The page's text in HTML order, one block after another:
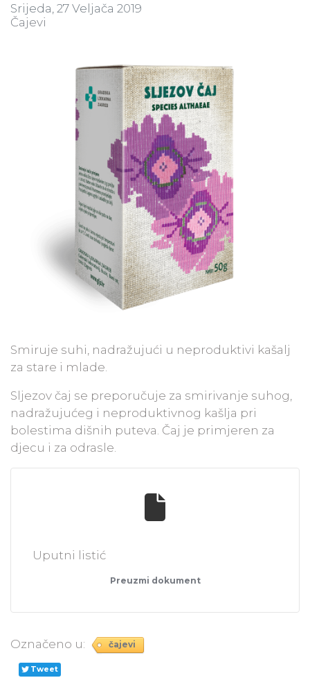
Srijeda, 27 Veljača 2019
Čajevi
Smiruje suhi, nadražujući u neproduktivi kašalj
za stare i mlade.
​Sljezov čaj se preporučuje za smirivanje suhog,
nadražujućeg i neproduktivnog kašlja pri
bolestima dišnih puteva. Čaj je primjeren za
djecu i za odrasle.
Uputni listić
Preuzmi dokument
Označeno u: čajevi
Tweet